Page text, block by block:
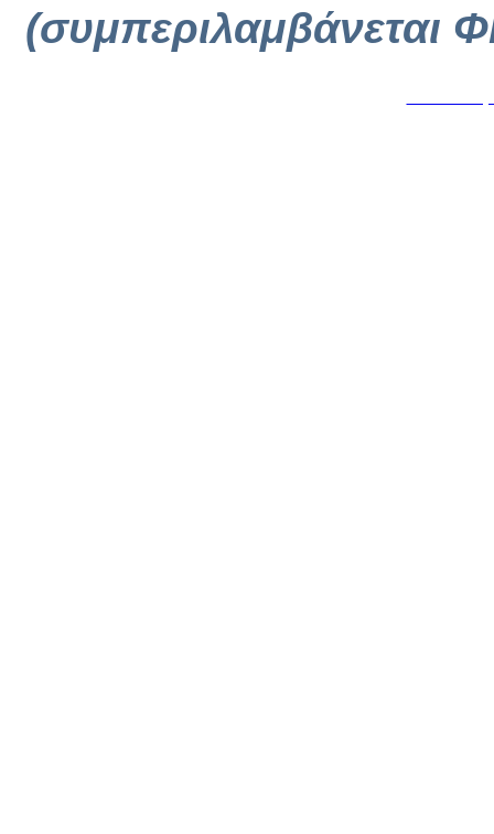
(συμπεριλαμβάνεται